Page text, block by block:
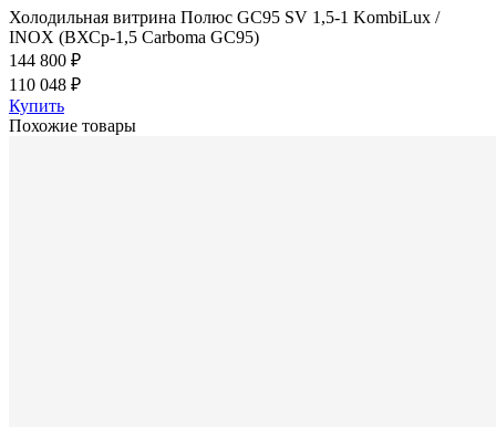
Холодильная витрина Полюс GC95 SV 1,5-1 KombiLux /
INOX (ВХСр-1,5 Carboma GC95)
144 800 ₽
110 048 ₽
Купить
Похожие товары